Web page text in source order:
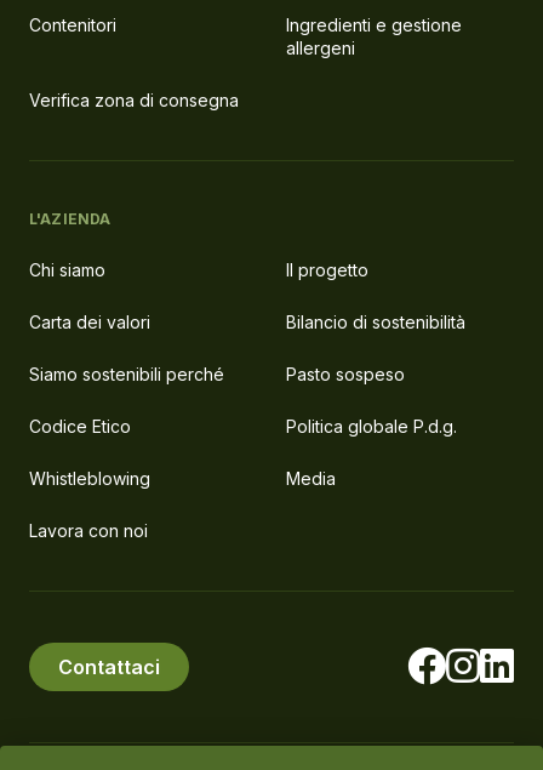
Contenitori
Ingredienti e gestione
allergeni
Verifica zona di consegna
L'AZIENDA
Chi siamo Il progetto
Carta dei valori Bilancio di sostenibilità
Siamo sostenibili perché Pasto sospeso
Codice Etico Politica globale P.d.g.
Whistleblowing Media
Lavora con noi
Contattaci